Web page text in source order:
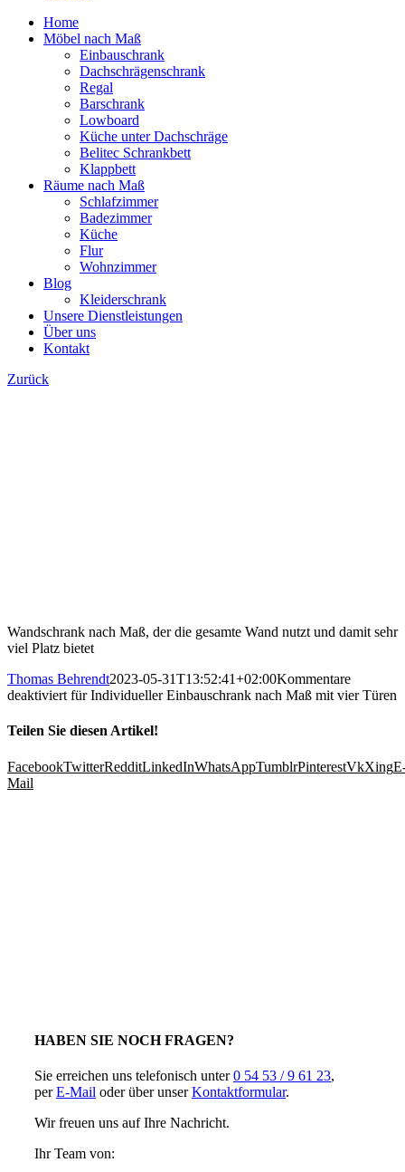
Home
Möbel nach Maß
Einbauschrank
Dachschrägenschrank
Regal
Barschrank
Lowboard
Küche unter Dachschräge
Belitec Schrankbett
Klappbett
Räume nach Maß
Schlafzimmer
Badezimmer
Küche
Flur
Wohnzimmer
Blog
Kleiderschrank
Unsere Dienstleistungen
Über uns
Kontakt
Zurück
Wandschrank nach Maß, der die gesamte Wand nutzt und damit sehr
viel Platz bietet
Thomas Behrendt2023-05-31T13:52:41+02:00Kommentare
deaktiviert für Individueller Einbauschrank nach Maß mit vier Türen
Teilen Sie diesen Artikel!
FacebookTwitterRedditLinkedInWhatsAppTumblrPinterestVkXing
Mail
HABEN SIE NOCH FRAGEN?
Sie erreichen uns telefonisch unter0 54 53 / 9 61 23,
perE-Mail oder über unserKontaktformular.
Wir freuen uns auf Ihre Nachricht.
Ihr Team von: